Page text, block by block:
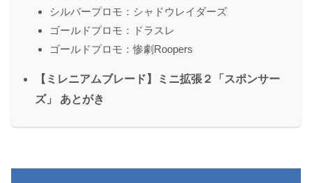
シルバープロモ：シャドウレイダーズ
ゴールドプロモ：ドラスレ
ゴールドプロモ：惨劇Roopers
【ミレニアムブレード】ミニ拡張２「スポンサー
ズ」 あとがき